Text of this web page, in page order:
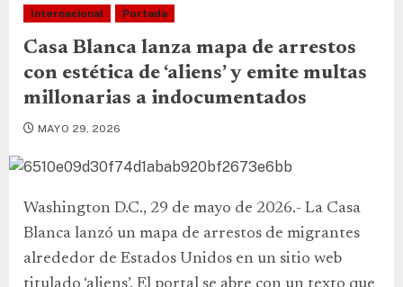
Internacional Portada
Casa Blanca lanza mapa de arrestos
con estética de ‘aliens’ y emite multas
millonarias a indocumentados
MAYO 29, 2026
Washington D.C., 29 de mayo de 2026.- La Casa
Blanca lanzó un mapa de arrestos de migrantes
alrededor de Estados Unidos en un sitio web